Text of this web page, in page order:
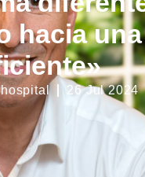
hacia
26 Jul 2024